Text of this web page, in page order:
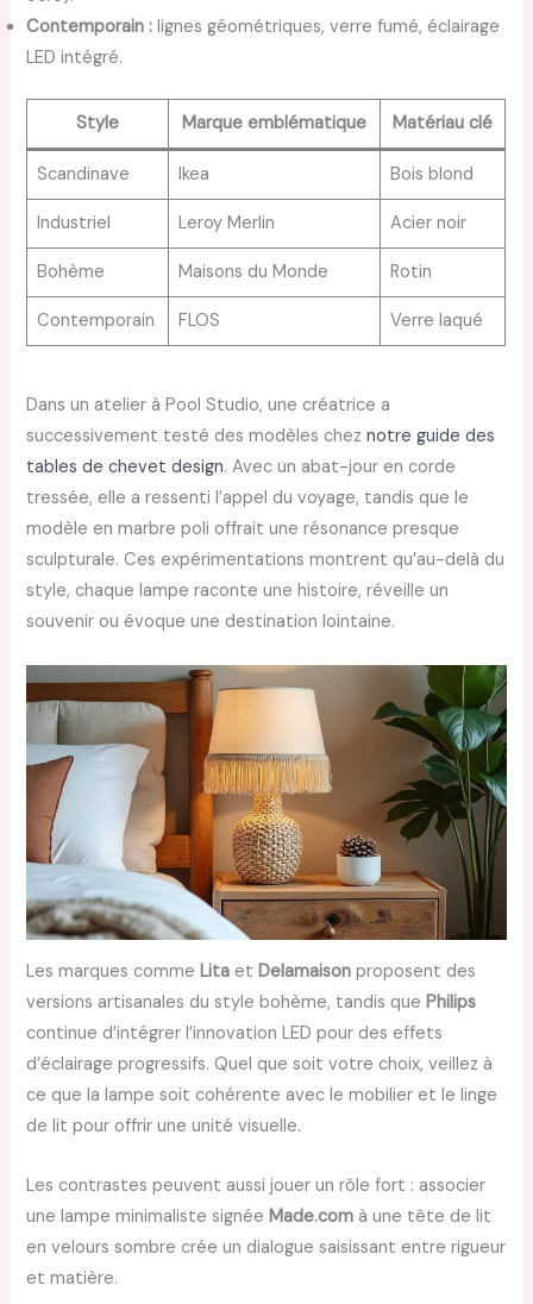
Contemporain : lignes géométriques, verre fumé, éclairage
LED intégré.
Style Marque emblématique Matériau clé
Scandinave Ikea Bois blond
Industriel Leroy Merlin Acier noir
Bohème Maisons du Monde Rotin
Contemporain FLOS Verre laqué
Dans un atelier à Pool Studio, une créatrice a
successivement testé des modèles cheznotre guide des
tables de chevet design. Avec un abat-jour en corde
tressée, elle a ressenti l’appel du voyage, tandis que le
modèle en marbre poli offrait une résonance presque
sculpturale. Ces expérimentations montrent qu’au-delà du
style, chaque lampe raconte une histoire, réveille un
souvenir ou évoque une destination lointaine.
Les marques commeLita etDelamaison proposent des
versions artisanales du style bohème, tandis quePhilips
continue d’intégrer l’innovation LED pour des effets
d’éclairage progressifs. Quel que soit votre choix, veillez à
ce que la lampe soit cohérente avec le mobilier et le linge
de lit pour offrir une unité visuelle.
Les contrastes peuvent aussi jouer un rôle fort : associer
une lampe minimaliste signée Made.com à une tête de lit
en velours sombre crée un dialogue saisissant entre rigueur
et matière.